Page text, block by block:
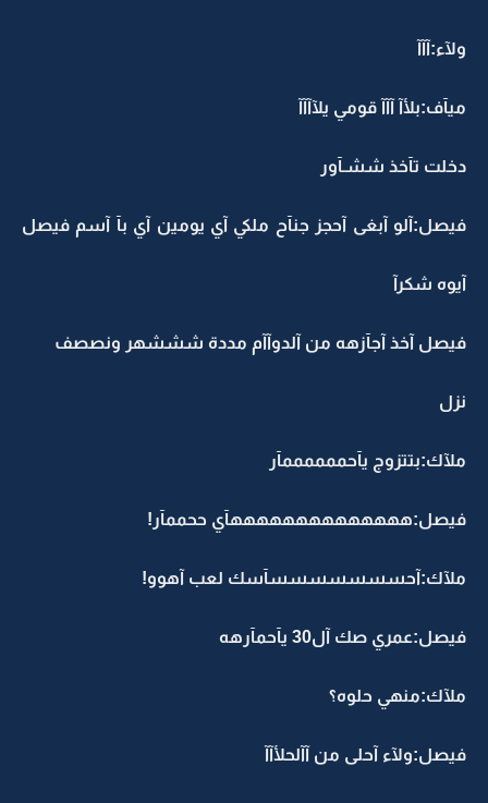
ولآء:آآآ
ميآف:بلأآ آآآ قومي يلآآآآ
دخلت تآخذ ششـآور
فيصل:آلو آبغى آحجز جنآح ملكي آي يومين آي بآ آسم فيصل
آيوه شكرآ
فيصل آخذ آجآزهه من آلدوآآم مددة شششهر ونصصف
نزل
ملآك:بتتزوج يآحممممممآر
فيصل:ههههههههههههههآي ححممآر!
ملآك:آحسسسسسسسآسك لعب آهوو!
فيصل:عمري صك آل30 يآحمآرهه
ملآك:منهي حلوه؟
فيصل:ولآء آحلى من آآلحلأآآ